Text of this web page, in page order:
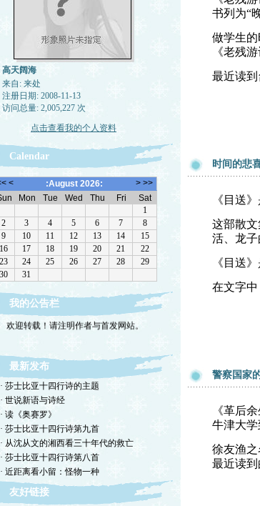
高天阔海
来自: 来处
注册日期: 2008-11-13
访问总量: 2,005,227 次
点击查看我的个人资料
Calendar
我的公告栏
欢迎转载！请注明作者与首发网站。
最新发布
· 莎士比亚十四行诗的主题
· 世说新语与诗经
· 读《奥赛罗》
· 莎士比亚十四行诗第九首
· 从沈从文的湘西看三十年代的救亡
· 莎士比亚十四行诗第八首
· 近距离看小留：怪物一种
友好链接
书列为“
做学生
《老残
最近读
时间的悲
《目送
这部散
活、龙
《目送
在文字
警察国家
《革后
牛津大学
徐友渔
最近读